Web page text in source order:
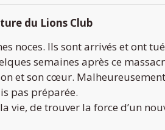
du Lions Club
noces. Ils sont arrivés et ont
semaines après ce
et son cœur.
pas préparée.
vie, de trouver la force d’un